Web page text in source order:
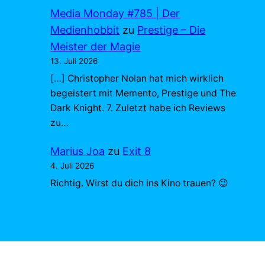
Media Monday #785 | Der
Medienhobbit zu Prestige – Die
Meister der Magie
13. Juli 2026
[…] Christopher Nolan hat mich wirklich
begeistert mit Memento, Prestige und The
Dark Knight. 7. Zuletzt habe ich Reviews
zu…
Marius Joa zu Exit 8
4. Juli 2026
Richtig. Wirst du dich ins Kino trauen? 😉